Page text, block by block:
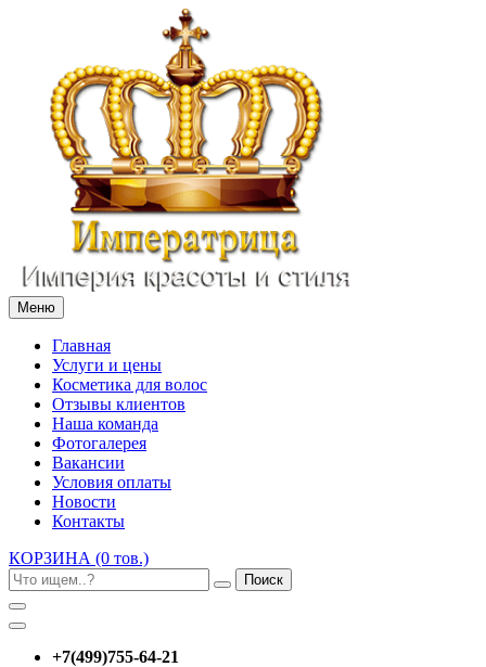
Меню
Главная
Услуги и цены
Косметика для волос
Отзывы клиентов
Наша команда
Фотогалерея
Вакансии
Условия оплаты
Новости
Контакты
КОРЗИНА (0 тов.)
Поиск
+7(499)755-64-21